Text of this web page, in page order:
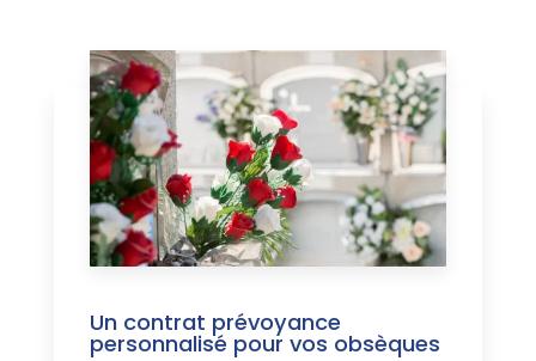
Un contrat prévoyance
personnalisé pour vos obsèques